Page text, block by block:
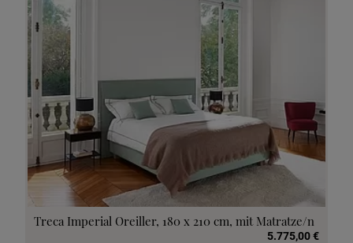
Treca Imperial Oreiller, 180 x 210 cm, mit Matratze/n
5.775,00 €